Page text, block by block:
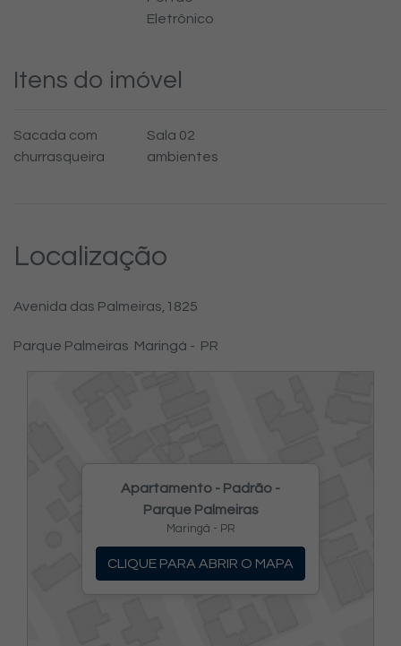
Eletrônico
Itens do imóvel
Sacada com
churrasqueira
Sala 02
ambientes
Localização
Avenida das Palmeiras, 1825
Parque Palmeiras Maringá - PR
Apartamento - Padrão -
Parque Palmeiras
Maringá - PR
CLIQUE PARA ABRIR O MAPA